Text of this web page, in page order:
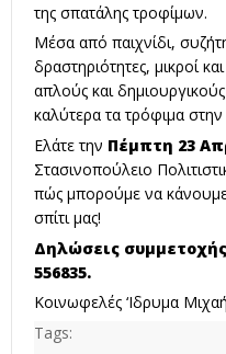
της σπατάλης τροφίμων.
Μέσα από παιχνίδι,
δραστηριότητες, μικροί
απλούς και
καλύτερα τα τρόφιμα
Ελάτε την Πέμπτη 23
Στασινοπούλειο
πώς μπορούμε να
σπίτι μας!
Δηλώσεις συμμετοχής
556835.
Κοινωφελές ‘Ιδρυμα
Tags: